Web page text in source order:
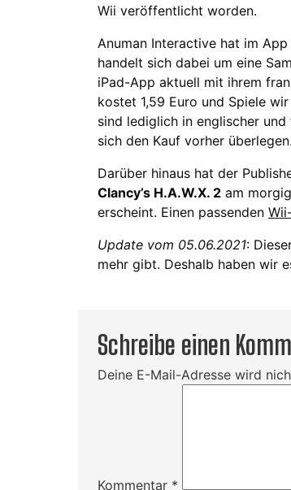
Wii veröffentlicht worden.
Anuman Interactive hat im
handelt sich dabei um eine
iPad-App aktuell mit ihrem
kostet 1,59 Euro und Spiele
sind lediglich in englischer
sich den Kauf vorher überlegen.
Darüber hinaus hat der
Clancy’s H.A.W.X. 2 am
erscheint. Einen passenden
Update vom 05.06.2021:
mehr gibt. Deshalb haben wir
Schreibe einen
Deine E-Mail-Adresse wird
Kommentar *